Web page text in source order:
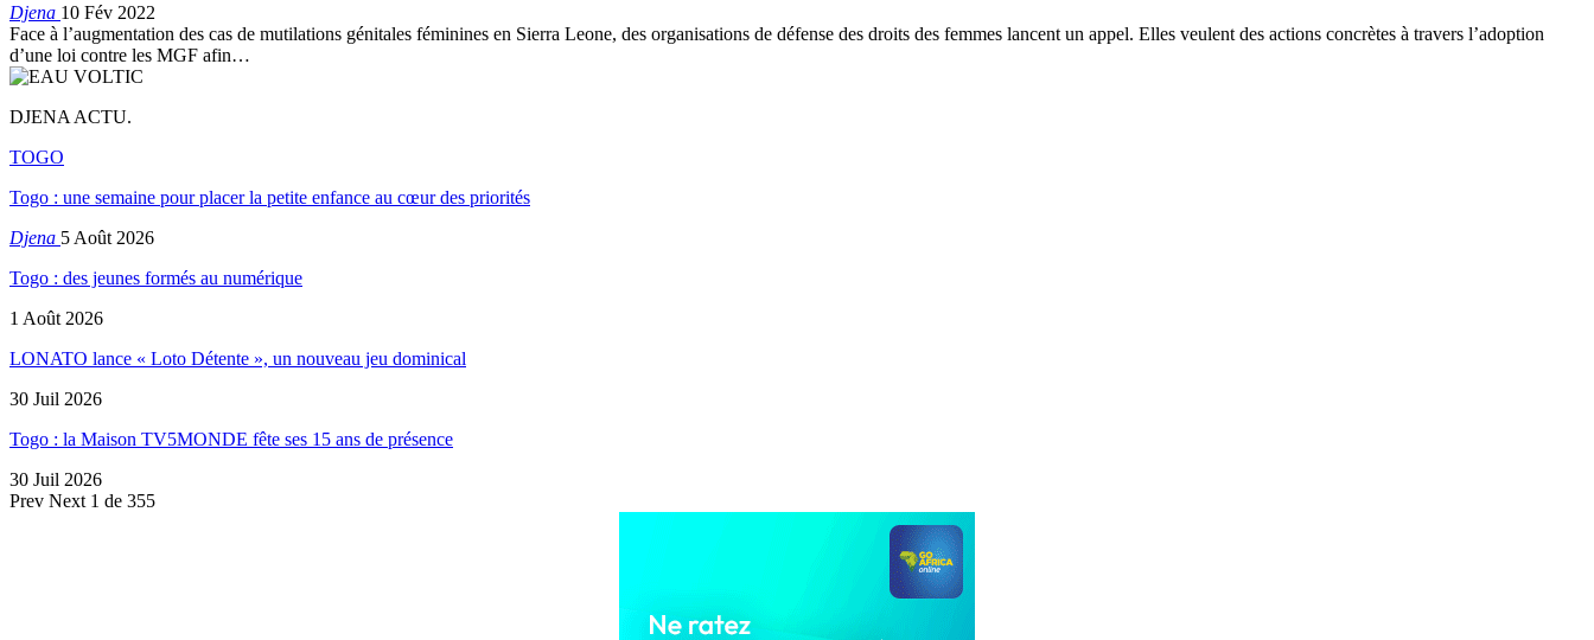
Djena 10 Fév 2022
Face à l’augmentation des cas de mutilations génitales féminines en Sierra Leone, des organisations de défense des droits des femmes lancent un appel. Elles veulent des actions concrètes à travers l’adoption
d’une loi contre les MGF afin…
DJENA ACTU.
TOGO
Togo : une semaine pour placer la petite enfance au cœur des priorités
Djena 5 Août 2026
Togo : des jeunes formés au numérique
1 Août 2026
LONATO lance « Loto Détente », un nouveau jeu dominical
30 Juil 2026
Togo : la Maison TV5MONDE fête ses 15 ans de présence
30 Juil 2026
Prev Next 1 de 355